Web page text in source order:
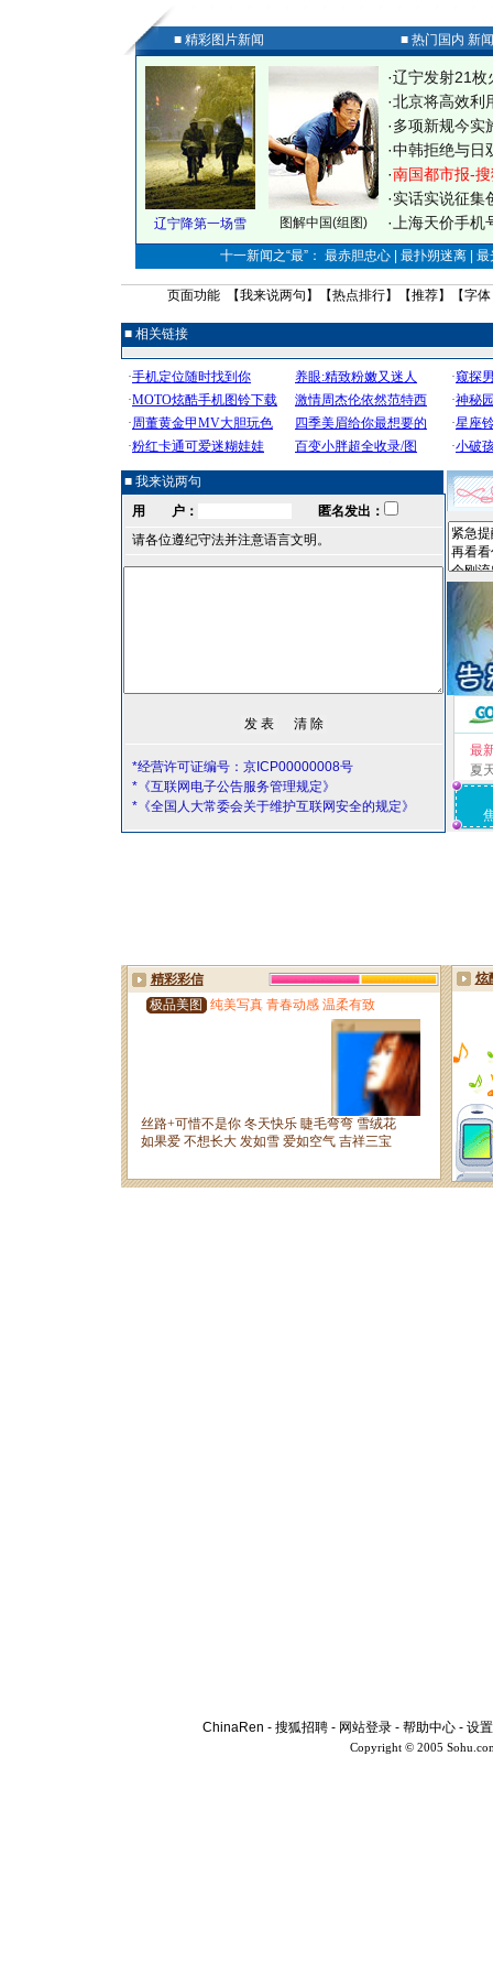
■ 精彩图片新闻 ■ 热门国内 新
辽宁降第一场雪 图解中国(组图)
·辽宁发射21枚
·北京将高效利
·多项新规今实
·中韩拒绝与日
·南国都市报-
·实话实说征集
· 上海天价手
十一新闻之“最”： 最赤胆忠心 | 最扑朔迷离 |
页面功能 【我来说两句 】【热点排行】【推荐】【字体
■ 相关链接
■ 我来说两句
用 户：
匿名发出：
请各位遵纪守法并注意语言文明。
*经营许可证编号：京ICP00000008号
*《互联网电子公告服务管理规定》
*《全国人大常委会关于维护互联网安全的规定》
最
夏
ChinaRen - 搜狐招聘 - 网站登录 - 帮助中心 - 设
Copyright © 2005